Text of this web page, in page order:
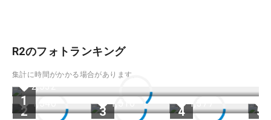
R2のフォトランキング
集計に時間がかかる場合があります。
1
2,532
2
1,540
3
1,516
4
1,377
5